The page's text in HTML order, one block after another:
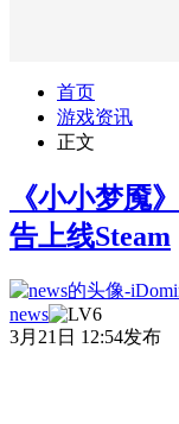
首页
游戏资讯
正文
《小小梦魇
告上线Steam
news
3月21日 12:54发布